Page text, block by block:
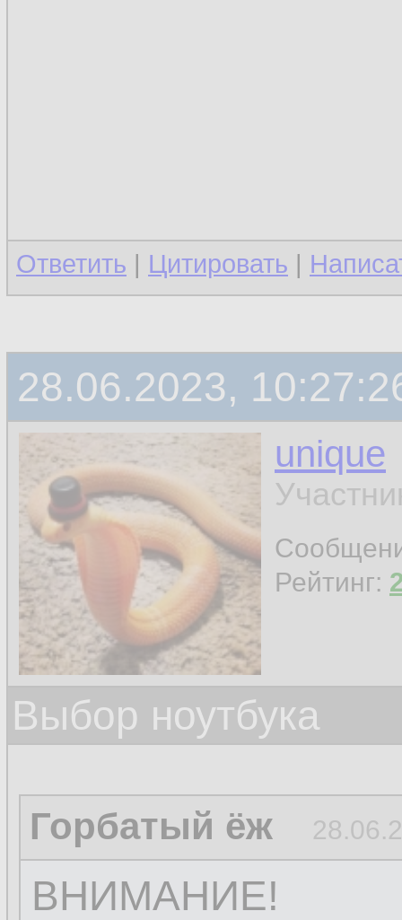
Ответить | Цитировать |
28.06.2023,
unique
Рейтинг:
Выбор ноутбука
Горбатый ёж
ВНИМАНИЕ!